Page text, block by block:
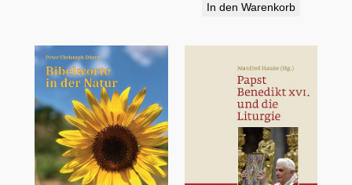
In den Warenkorb